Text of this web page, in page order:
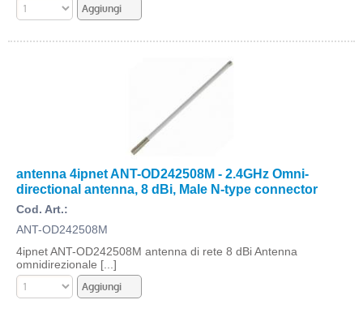
antenna 4ipnet ANT-OD242508M - 2.4GHz Omni-
directional antenna, 8 dBi, Male N-type connector
Cod. Art.:
ANT-OD242508M
4ipnet ANT-OD242508M antenna di rete 8 dBi Antenna
omnidirezionale [...]